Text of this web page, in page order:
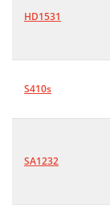
HD1531
S410s
SA1232